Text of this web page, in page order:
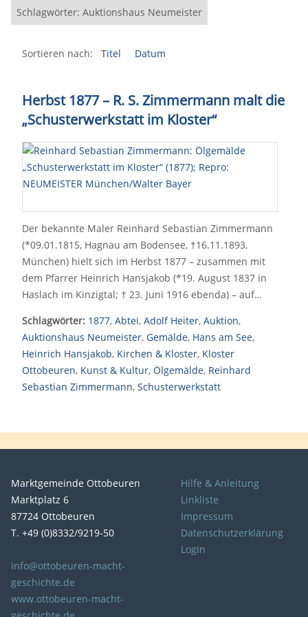
Schlagwörter: Auktionshaus Neumeister
Sortieren nach: Titel Datum
Herbst 1877 – R. S. Zimmermann malt die
„Schusterwerkstatt im Kloster“
Der bekannte Maler Reinhard Sebastian Zimmermann
(*09.01.1815, Hagnau am Bodensee, †16.11.1893,
München) hielt sich im Herbst 1877 – zusammen mit
dem Pfarrer Heinrich Hansjakob (*19. August 1837 in
Haslach im Kinzigtal; † 23. Juni 1916 ebenda) – auf…
Schlagwörter: 1877, Abtei, Adolf Heiter, Auktion,
Auktionshaus Neumeister, Gemälde, Hans am See,
Heinrich Hansjakob, Kirchen & Kloster, Kloster
Ottobeuren, Kunst & Kultur, Ölgemälde, Reinhard
Sebastian Zimmermann, Schusterwerkstatt
Marktgemeinde Ottobeuren
Marktplatz 6
87724 Ottobeuren
T. +49 (0)8332/9219-50
info@ottobeuren-macht-
geschichte.de
www.ottobeuren-macht-
Hilfe & Anleitung
Linkliste
Impressum
Datenschutzerklärung
Login